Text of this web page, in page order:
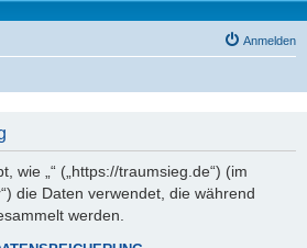
Anmelden
wie „“ („https://traumsieg.de“) (im
die Daten verwendet, die während
werden.